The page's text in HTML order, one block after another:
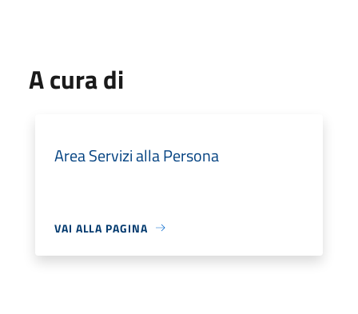
A cura di
Area Servizi alla Persona
VAI ALLA PAGINA